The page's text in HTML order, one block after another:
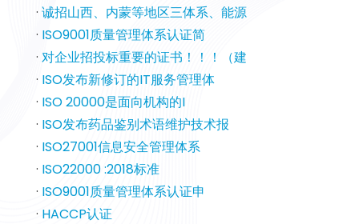
· 诚招山西、内蒙等地区三体系、能源
· ISO9001质量管理体系认证简
· 对企业招投标重要的证书！！！（建
· ISO发布新修订的IT服务管理体
· ISO 20000是面向机构的I
· ISO发布药品鉴别术语维护技术报
· ISO27001信息安全管理体系
· ISO22000 :2018标准
· ISO9001质量管理体系认证申
· HACCP认证